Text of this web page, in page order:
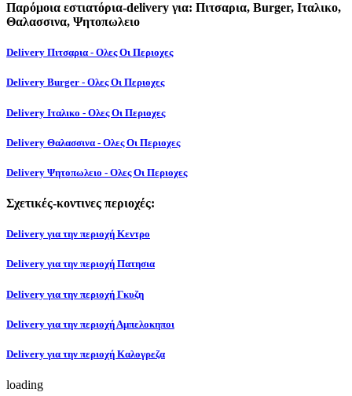
Παρόμοια εστιατόρια-delivery για: Πιτσαρια, Burger, Ιταλικο,
Θαλασσινα, Ψητοπωλειο
Delivery Πιτσαρια - Ολες Οι Περιοχες
Delivery Burger - Ολες Οι Περιοχες
Delivery Ιταλικο - Ολες Οι Περιοχες
Delivery Θαλασσινα - Ολες Οι Περιοχες
Delivery Ψητοπωλειο - Ολες Οι Περιοχες
Σχετικές-κοντινες περιοχές:
Delivery για την περιοχή Κεντρο
Delivery για την περιοχή Πατησια
Delivery για την περιοχή Γκυζη
Delivery για την περιοχή Αμπελοκηποι
Delivery για την περιοχή Καλογρεζα
loading